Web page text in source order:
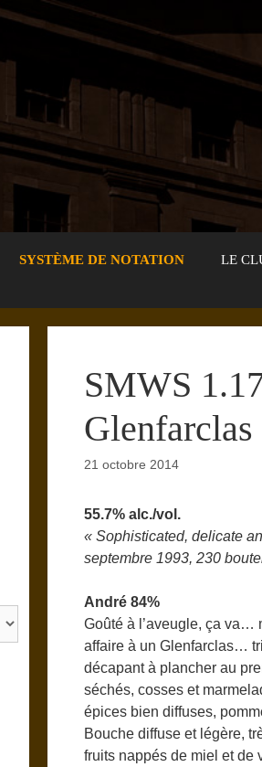
SYSTÈME DE NOTATION LE
SMWS
Glenfarclas
21 octobre 2014
55.7% alc./vol.
« Sophisticated, delicate
septembre 1993, 230
André 84%
Goûté à l’aveugle, ça va…
affaire à un Glenfarclas…
décapant à plancher au
séchés, cosses et
épices bien diffuses,
Bouche diffuse et légère,
fruits nappés de miel et de